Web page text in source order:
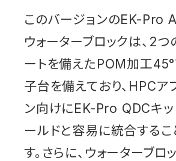
このバージョンのEK-Pro
ウォーターブロックは、2
ートを備えたPOM加工
子台を備えており、HPCア
ン向けにEK-Pro QDCキッ
ールドと容易に統合する
す。さらに、ウォーターブロ